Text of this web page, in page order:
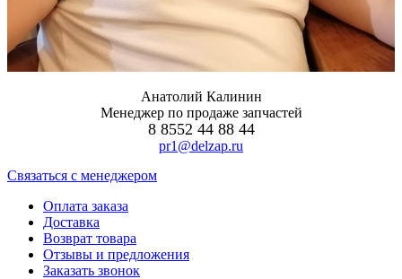
Анатолий Калинин
Менеджер по продаже запчастей
8 8552 44 88 44
pr1@delzap.ru
Cвязаться с менеджером
Оплата заказа
Доставка
Возврат товара
Отзывы и предложения
Заказать звонок